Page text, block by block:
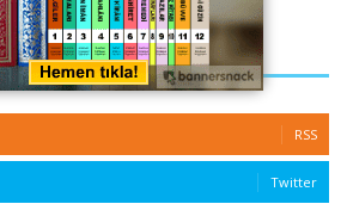
RSS
Twitter